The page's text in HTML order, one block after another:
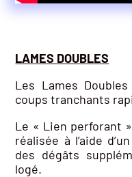
LAMES DOUBLES
Les Lames
coups tranchants
Le « Lien perforant
réalisée à l’aide
des dégâts
logé.